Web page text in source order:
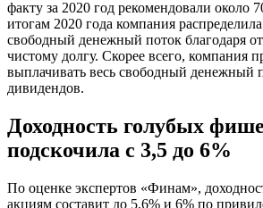
факту за 2020 год рекомендовали около
итогам 2020 года компания
свободный денежный поток благодаря
чистому долгу. Скорее всего, компания
выплачивать весь свободный денежный
дивидендов.
Доходность голубых
подскочила с 3,5 до 6%
По оценке экспертов «Финам»,
акциям составит до 5,6% и 6% по